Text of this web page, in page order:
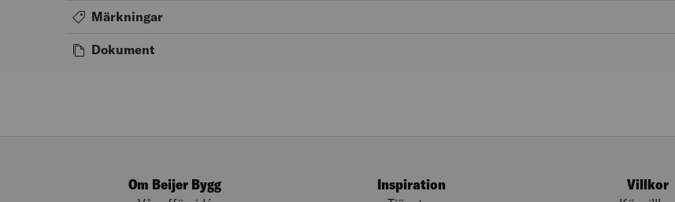
Märkningar
Dokument
Om Beijer Bygg Inspiration Villkor